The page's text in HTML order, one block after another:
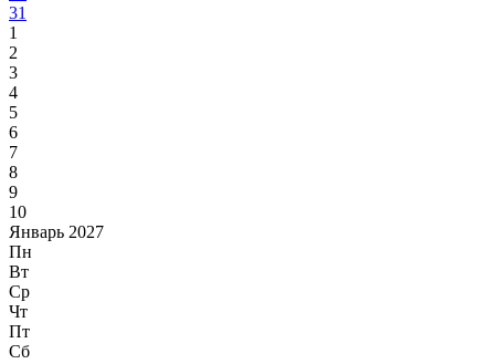
31
1
2
3
4
5
6
7
8
9
10
Январь 2027
Пн
Вт
Ср
Чт
Пт
Сб